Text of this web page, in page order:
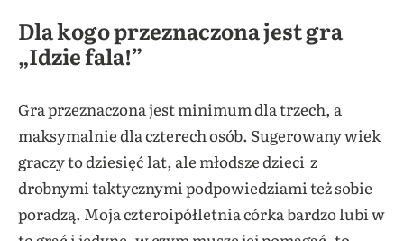
Dla kogo przeznaczona jest gra
„Idzie fala!”
Gra przeznaczona jest minimum dla trzech, a
maksymalnie dla czterech osób. Sugerowany wiek
graczy to dziesięć lat, ale młodsze dzieci z
drobnymi taktycznymi podpowiedziami też sobie
poradzą. Moja czteroipółletnia córka bardzo lubi w